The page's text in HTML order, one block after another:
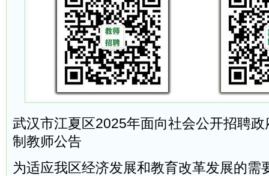
武汉市江夏区2025年面向社会公开招聘
制教师公告
为适应我区经济发展和教育改革发展的需